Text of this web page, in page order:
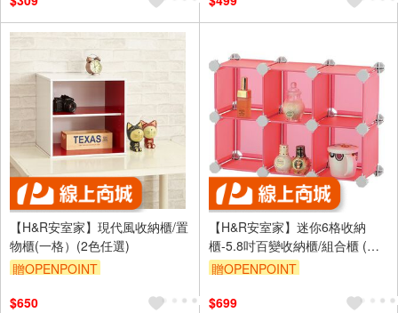
【H&R安室家】現代風收納櫃/置
物櫃(一格）(2色任選)
贈OPENPOINT
$650
【H&R安室家】迷你6格收納
櫃-5.8吋百變收納櫃/組合櫃 (多
色任選)HP60
贈OPENPOINT
$699